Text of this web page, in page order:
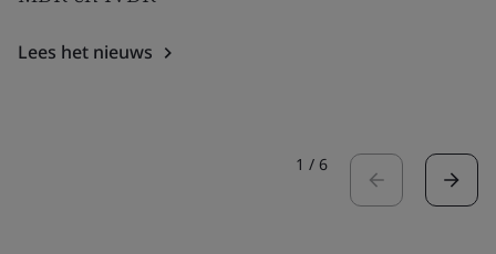
Lees het nieuws
1 / 6